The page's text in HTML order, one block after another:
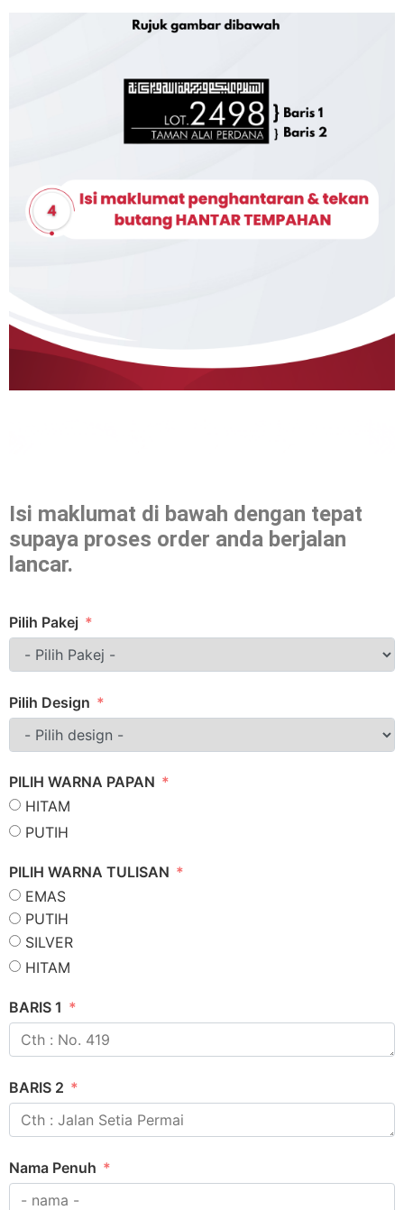
Isi maklumat di bawah dengan tepat
supaya proses order anda berjalan
lancar.
Pilih Pakej
Pilih Design
PILIH WARNA PAPAN
HITAM
PUTIH
PILIH WARNA TULISAN
EMAS
PUTIH
SILVER
HITAM
BARIS 1
BARIS 2
Nama Penuh